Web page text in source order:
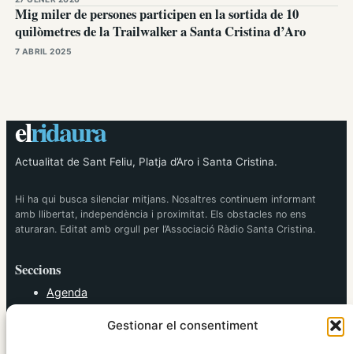
Gestionar el consentiment
Mig miler de persones participen en la sortida de 10
quilòmetres de la Trailwalker a Santa Cristina d’Aro
7 ABRIL 2025
elridaura
Actualitat de Sant Feliu, Platja d’Aro i Santa Cristina.
Hi ha qui busca silenciar mitjans. Nosaltres continuem informant
amb llibertat, independència i proximitat. Els obstacles no ens
aturaran. Editat amb orgull per l’Associació Ràdio Santa Cristina.
Seccions
Agenda